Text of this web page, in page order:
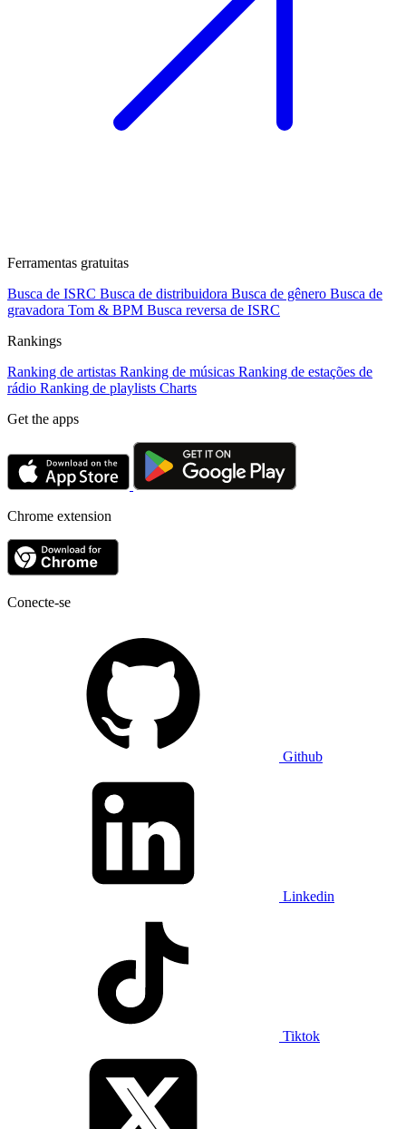
Ferramentas gratuitas
Busca de ISRC Busca de distribuidora Busca de gênero Busca de
gravadora Tom & BPM Busca reversa de ISRC
Rankings
Ranking de artistas Ranking de músicas Ranking de estações de
rádio Ranking de playlists Charts
Get the apps
Chrome extension
Conecte-se
Github
Linkedin
Tiktok